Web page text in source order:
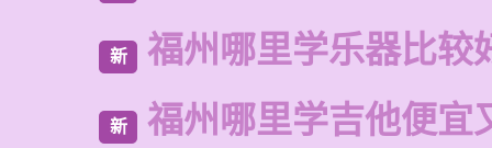
新 福州哪里学乐器比较
新 福州哪里学吉他便宜